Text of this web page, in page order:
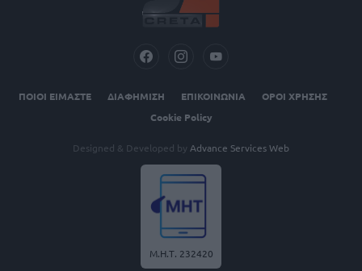
ΠΟΙΟΙ ΕΙΜΑΣΤΕ ΔΙΑΦΗΜΙΣΗ ΕΠΙΚΟΙΝΩΝΙΑ
ΟΡΟΙ ΧΡΗΣΗΣ
Cookie Policy
Designed & Developed by Advance Services Web
Μ.Η.Τ. 232420